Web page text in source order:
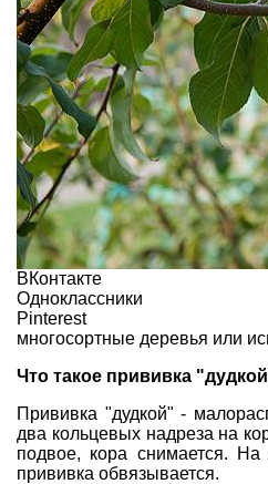
ВКонтакте
Одноклассники
Pinterest
многосортные деревья или
Что такое прививка
Прививка "дудкой" -
два кольцевых надреза на
подвое, кора снимается.
прививка обвязывается.